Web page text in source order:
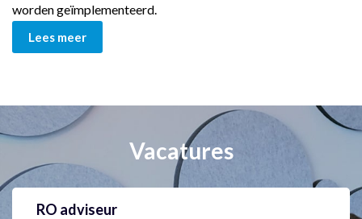
worden geïmplementeerd.
Lees meer
Vacatures
RO adviseur